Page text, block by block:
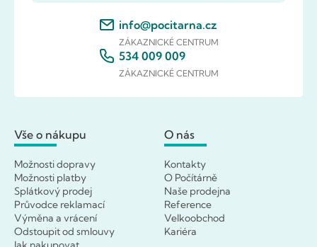
info@pocitarna.cz
ZÁKAZNICKÉ CENTRUM
534 009 009
ZÁKAZNICKÉ CENTRUM
Vše o nákupu
Možnosti dopravy
Možnosti platby
Splátkový prodej
Průvodce reklamací
Výměna a vrácení
Odstoupit od smlouvy
O nás
Kontakty
O Počítárně
Naše prodejna
Reference
Velkoobchod
Kariéra